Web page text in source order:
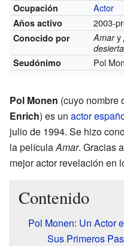
Ocupación
Actor
Años activo 2003-
Conocido por Amary
Seudónimo
Pol
Pol Monen (cuyo nombre
Enrich) es un actor
julio de 1994. Se hizo
la películaAmar. Gracias
mejor actor revelación en
Contenido
Pol Monen: Un Actor
Sus Primeros